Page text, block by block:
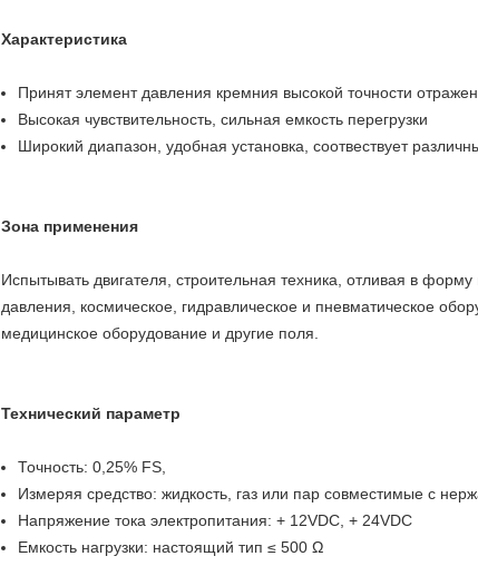
Характеристика
Принят элемент давления кремния высокой точности
Высокая чувствительность, сильная емкость перегрузки
Широкий диапазон, удобная установка, соотвествует
Зона применения
Испытывать двигателя, строительная техника, отливая в
давления, космическое, гидравлическое и пневматическое
медицинское оборудование и другие поля.
Технический параметр
Точность: 0,25% FS,
Измеряя средство: жидкость, газ или пар совместимые с
Напряжение тока электропитания: + 12VDC, + 24VDC
Емкость нагрузки: настоящий тип ≤ 500 Ω